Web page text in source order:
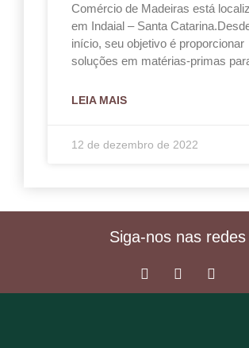
Comércio de Madeiras está
em Indaial – Santa
início, seu objetivo é proporcionar
soluções em matérias-primas
LEIA MAIS
12 de dezembro de 2022
Siga-nos nas redes